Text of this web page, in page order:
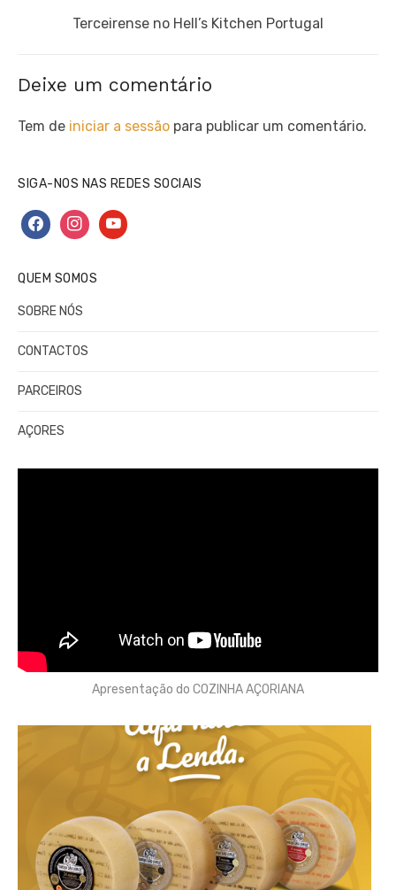
Next
Terceirense no Hell’s Kitchen Portugal
Deixe um comentário
Tem de iniciar a sessão para publicar um comentário.
SIGA-NOS NAS REDES SOCIAIS
facebookinstagramyoutube
QUEM SOMOS
SOBRE NÓS
CONTACTOS
PARCEIROS
AÇORES
Apresentação do COZINHA AÇORIANA